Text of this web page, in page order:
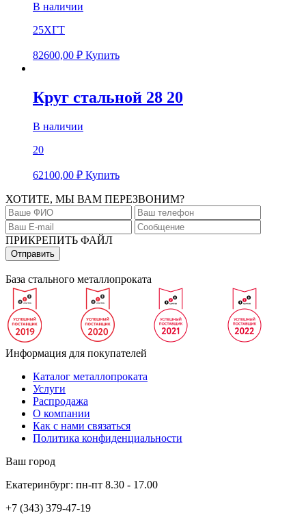
В наличии
25ХГТ
82600,00 ₽ Купить
Круг стальной 28 20
В наличии
20
62100,00 ₽ Купить
ХОТИТЕ, МЫ ВАМ ПЕРЕЗВОНИМ?
ПРИКРЕПИТЬ ФАЙЛ
База стального металлопроката
Информация для покупателей
Каталог металлопроката
Услуги
Распродажа
О компании
Как с нами связаться
Политика конфиденциальности
Ваш город
Екатеринбург: пн-пт 8.30 - 17.00
+7 (343) 379-47-19